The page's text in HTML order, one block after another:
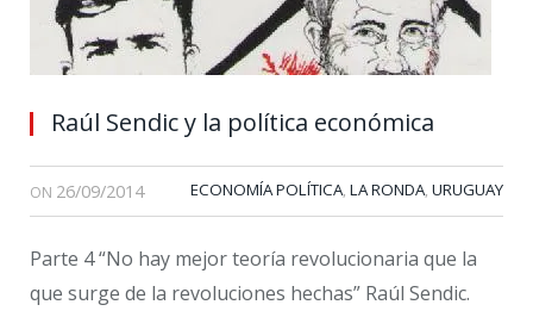
Raúl Sendic y la política económica
ON 26/09/2014 ECONOMÍA POLÍTICA, LA RONDA, URUGUAY
Parte 4 “No hay mejor teoría revolucionaria que la
que surge de la revoluciones hechas” Raúl Sendic.